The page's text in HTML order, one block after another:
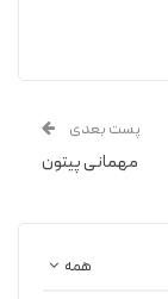
پست بعدی
مهمانی پیتون
همه